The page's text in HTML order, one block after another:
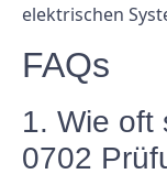
elektrischen
FAQs
1. Wie oft
0702